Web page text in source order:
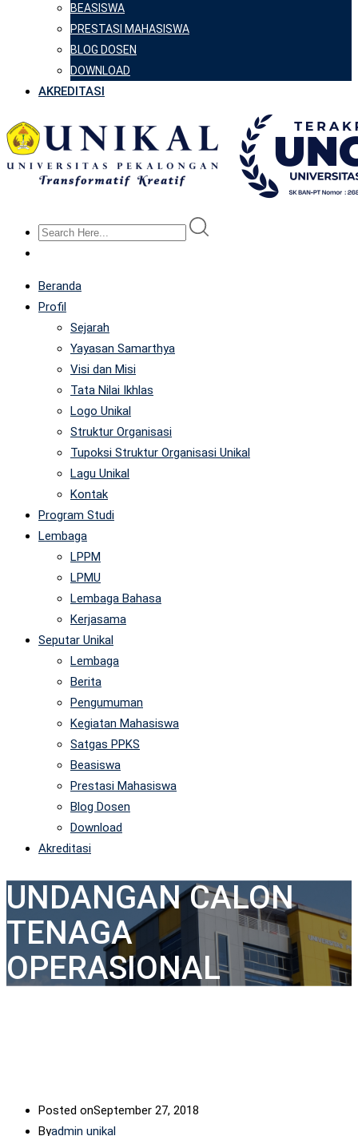
BEASISWA
PRESTASI MAHASISWA
BLOG DOSEN
DOWNLOAD
AKREDITASI
Beranda
Profil
Sejarah
Yayasan Samarthya
Visi dan Misi
Tata Nilai Ikhlas
Logo Unikal
Struktur Organisasi
Tupoksi Struktur Organisasi Unikal
Lagu Unikal
Kontak
Program Studi
Lembaga
LPPM
LPMU
Lembaga Bahasa
Kerjasama
Seputar Unikal
Lembaga
Berita
Pengumuman
Kegiatan Mahasiswa
Satgas PPKS
Beasiswa
Prestasi Mahasiswa
Blog Dosen
Download
Akreditasi
UNDANGAN CALON
TENAGA
OPERASIONAL
Posted onSeptember 27, 2018
Byadmin unikal